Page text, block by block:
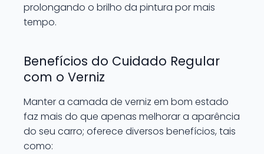
prolongando o brilho da pintura por mais
tempo.
Benefícios do Cuidado Regular
com o Verniz
Manter a camada de verniz em bom estado
faz mais do que apenas melhorar a aparência
do seu carro; oferece diversos benefícios, tais
como: